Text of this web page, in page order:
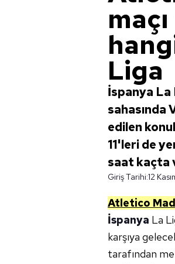
Liga
İspanya
sahasında
edilen
11'leri de
saat kaçta
Giriş Tarihi:12
Atletico
İspanya La
karşıya
tarafından